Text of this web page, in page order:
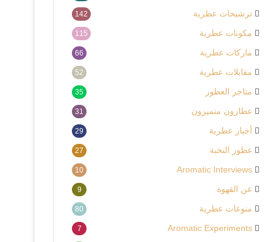
ترشيحات عطرية 142
مكونات عطرية 115
ماركات عطرية 66
مقابلات عطرية 52
متاجر العطور 35
عطارون متميزون 31
أخبار عطرية 29
عطور النخبة 27
Aromatic Interviews
10
عن القهوة 9
منوعات عطرية 80
Aromatic Experiments
7